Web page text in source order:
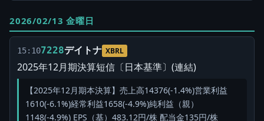
2026/02/13 金曜日
15:107228デイトナ XBRL
2025年12月期決算短信〔日本基準〕(連結)
【2025年12月期本決算】売上高14376(-1.4%)営業利益
1610(-6.1%)経常利益1658(-4.9%)純利益（親）
1148(-4.9%) EPS（基）483.12円/株 配当金135円/株